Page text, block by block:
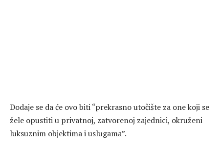
Dodaje se da će ovo biti “prekrasno utočište za one koji se
žele opustiti u privatnoj, zatvorenoj zajednici, okruženi
luksuznim objektima i uslugama”.